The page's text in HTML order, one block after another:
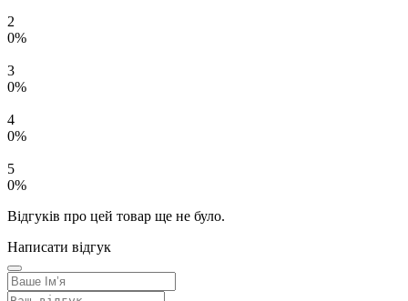
2
0%
3
0%
4
0%
5
0%
Відгуків про цей товар ще не було.
Написати відгук